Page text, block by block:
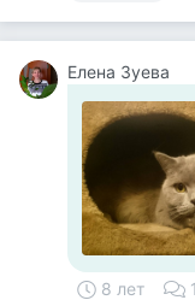
Елена Зуева
8 лет 1